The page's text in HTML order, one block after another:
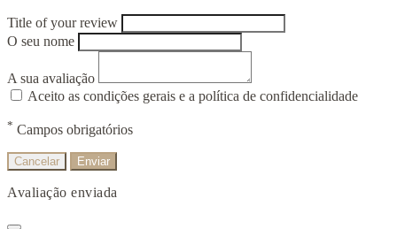
Title of your review
O seu nome
A sua avaliação
Aceito as condições gerais e a política de confidencialidade
* Campos obrigatórios
Cancelar Enviar
Avaliação enviada